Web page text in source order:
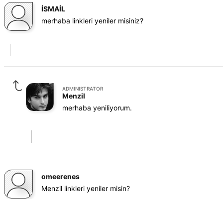
İSMAİL
merhaba linkleri yeniler misiniz?
ADMINISTRATOR
Menzil
merhaba yeniliyorum.
omeerenes
Menzil linkleri yeniler misin?